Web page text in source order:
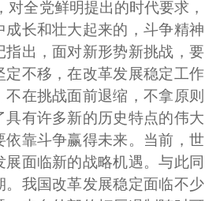
全党鲜明提出的时代要求，
长和壮大起来的，斗争精神
出，面对新形势新挑战，要
不移，在改革发展稳定工作
在挑战面前退缩，不拿原则
有许多新的历史特点的伟大
靠斗争赢得未来。当前，世
面临新的战略机遇。与此同
我国改革发展稳定面临不少